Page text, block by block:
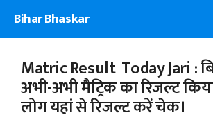
content
Bihar Bhaskar
Matric Result Today Jari :
अभी-अभी मैट्रिक का रिजल्ट
लोग यहां से रिजल्ट करें चेक।